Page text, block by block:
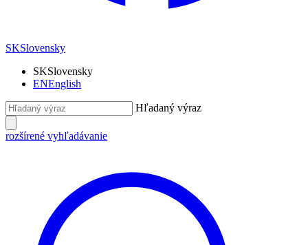
SKSlovensky
SKSlovensky
ENEnglish
Hľadaný výraz
rozšírené vyhľadávanie